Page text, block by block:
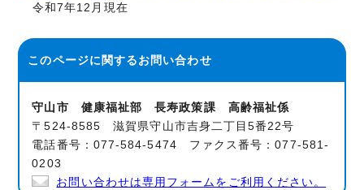
令和7年12月現在
このページに関するお問い合わせ
守山市 健康福祉部 長寿政策課 高齢福祉係
〒524-8585 滋賀県守山市吉身二丁目5番22号
電話番号：077-584-5474 ファクス番号：077-581-
0203
お問い合わせは専用フォームをご利用ください。